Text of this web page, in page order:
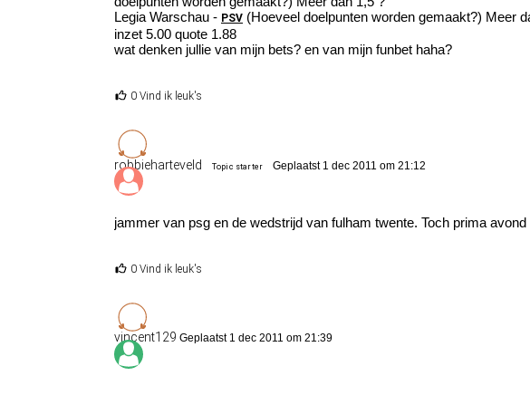
Legia Warschau - PSV (Hoeveel doelpunten worden gemaakt?) Meer
inzet 5.00 quote 1.88
wat denken jullie van mijn bets? en van mijn funbet haha?
0 Vind ik leuk's
robbieharteveld Topic starter Geplaatst 1 dec 2011 om 21:12
jammer van psg en de wedstrijd van fulham twente. Toch prima
0 Vind ik leuk's
vincent129 Geplaatst 1 dec 2011 om 21:39